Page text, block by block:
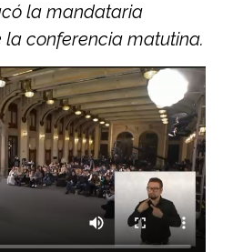
la mandataria
conferencia matutina.